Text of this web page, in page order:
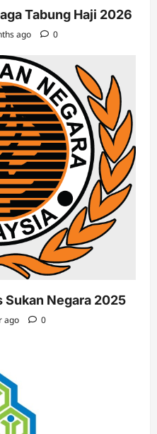
Tabung Haji 2026
ago 0
Negara 2025
ago 0